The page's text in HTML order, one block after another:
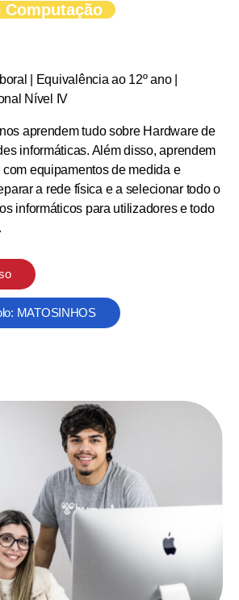
Computação
| Equivalência ao 12º ano |
Nível IV
aprendem tudo sobre Hardware de
informáticas. Além disso, aprendem
equipamentos de medida e
a rede física e a selecionar todo o
informáticos para utilizadores e todo
MATOSINHOS